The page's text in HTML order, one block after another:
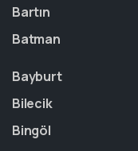
Bartın
Batman
Bayburt
Bilecik
Bingöl